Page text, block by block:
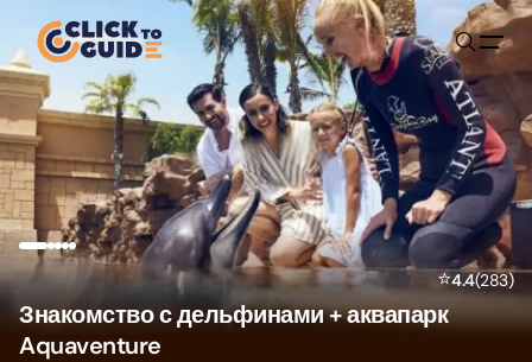
Skip to content
⭐4.4(283)
Знакомство с дельфинами + аквапарк
Aquaventure